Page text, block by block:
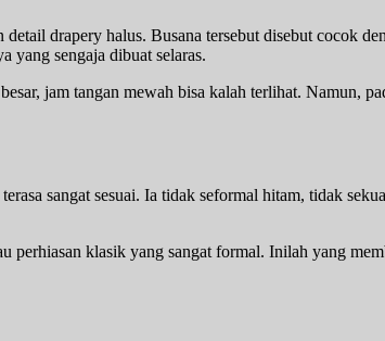
drapery halus. Busana tersebut disebut cocok
yang sengaja dibuat selaras.
jam tangan mewah bisa kalah terlihat. Namun,
sangat sesuai. Ia tidak seformal hitam, tidak
klasik yang sangat formal. Inilah yang